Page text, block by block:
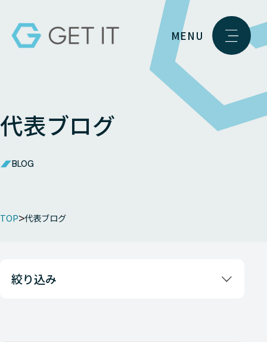
MENU
代表ブログ
BLOG
TOP 代表ブログ
絞り込み